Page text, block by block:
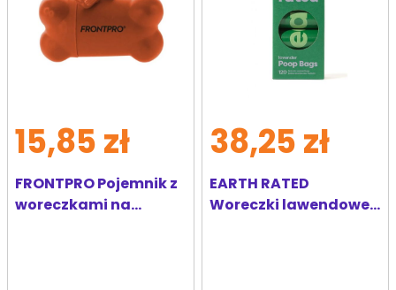
FRONTPRO Pojemnik z
woreczkami na
15,85 zł
EARTH RATED
Woreczki lawendowe
38,25 zł